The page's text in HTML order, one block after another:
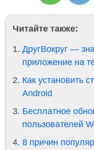
Читайте также:
ДругВокруг —
приложение на
Как установить
Android
Бесплатное
пользователей
8 причин